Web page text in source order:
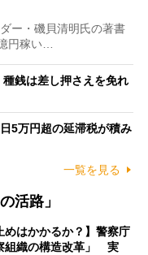
ー・磯貝清明氏の著書
円稼い…
銭は差し押さえを免れ
5万円超の延滞税が積み
一覧を見る
活路」
めはかかるか？】警察庁
組織の構造改革」 実